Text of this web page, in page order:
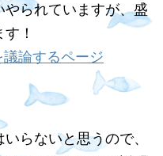
られていますが、盛
す！
論するページ
らないと思うので、